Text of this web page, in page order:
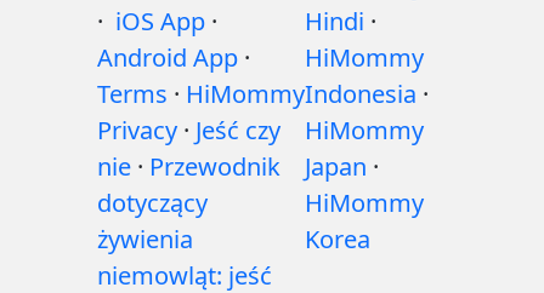
· iOS App ·
Android App ·
Terms · HiMommy
Privacy · Jeść czy
nie · Przewodnik
dotyczący
żywienia
niemowląt: jeść
Hindi ·
HiMommy
Indonesia ·
HiMommy
Japan ·
HiMommy
Korea